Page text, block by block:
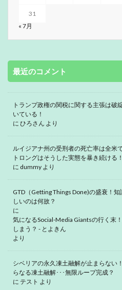
31
« 7月
最近のコメント
トランプ政権の関税に関する主張は破
いている！
に ひろさん より
ルイジアナ州の受刑者の死亡率は全米
トロングはそうした実態を暴き続ける！
に dummy より
GTD（Getting Things Done)の盛衰！
しいのは何故？
に
気になるSocial-Media Giantsの行く末
しまう？ - とよきん
より
シベリアの永久凍土融解が止まらな
らなる凍土融解･･･無限ループ完成？
に テスト より